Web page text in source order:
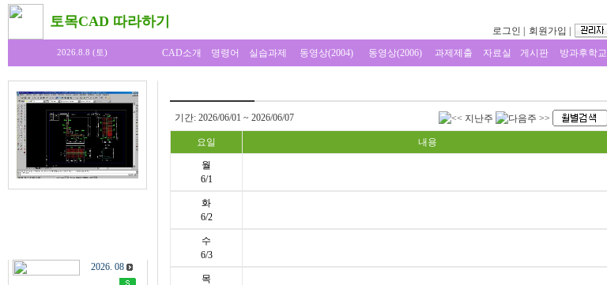
토목CAD 따라하기
로그인 회원가입
2026.8.8 (토) CAD소개 명령어 실습과제 동영상(2004) 동영상(2006) 과제제출 자료실 게시판 방과후학교
2026. 08
기간: 2026/06/01 ~ 2026/06/07
요일 내용
월
6/1
화
6/2
수
6/3
목